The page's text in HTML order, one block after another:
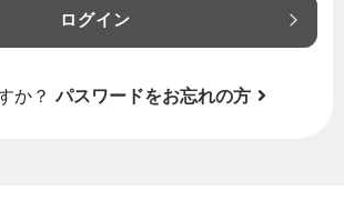
ログイン
か？ パスワードをお忘れの方